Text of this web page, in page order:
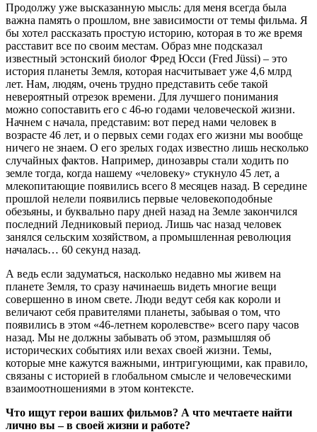
Продолжу уже высказанную мысль: для меня всегда была
важна память о прошлом, вне зависимости от темы фильма. Я
бы хотел рассказать простую историю, которая в то же время
расставит все по своим местам. Образ мне подсказал
известный эстонский биолог Фред Юсси (Fred Jüssi) – это
история планеты Земля, которая насчитывает уже 4,6 млрд
лет. Нам, людям, очень трудно представить себе такой
невероятный отрезок времени. Для лучшего понимания
можно сопоставить его с 46-ю годами человеческой жизни.
Начнем с начала, представим: вот перед нами человек в
возрасте 46 лет, и о первых семи годах его жизни мы вообще
ничего не знаем. О его зрелых годах известно лишь несколько
случайных фактов. Например, динозавры стали ходить по
земле тогда, когда нашему «человеку» стукнуло 45 лет, а
млекопитающие появились всего 8 месяцев назад. В середине
прошлой нелели появились первые человекоподобные
обезьяны, и буквально пару дней назад на Земле закончился
последний Ледниковый период. Лишь час назад человек
занялся сельским хозяйством, а промышленная революция
началась… 60 секунд назад.
А ведь если задуматься, насколько недавно мы живем на
планете Земля, то сразу начинаешь видеть многие вещи
совершенно в ином свете. Люди ведут себя как короли и
величают себя правителями планеты, забывая о том, что
появились в этом «46-летнем королевстве» всего пару часов
назад. Мы не должны забывать об этом, размышляя об
исторических событиях или вехах своей жизни. Темы,
которые мне кажутся важными, интригующими, как правило,
связаны с историей в глобальном смысле и человеческими
взаимоотношениями в этом контексте.
Что ищут герои ваших фильмов? А что мечтаете найти
лично вы – в своей жизни и работе?